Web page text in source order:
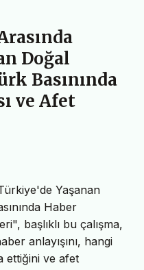
Doğal
Basınında
ve Afet
Yaşanan
Haber
başlıklı bu çalışma,
anlayışını, hangi
ettiğini ve afet